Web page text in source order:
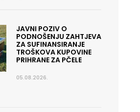
JAVNI POZIV O
PODNOŠENJU ZAHTJEVA
ZA SUFINANSIRANJE
TROŠKOVA KUPOVINE
PRIHRANE ZA PČELE
05.08.2026.